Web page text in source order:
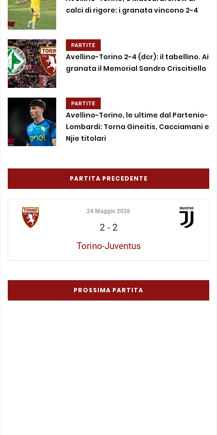
calci di rigore: i granata vincono 2-4
PARTITE
Avellino-Torino 2-4 (dcr): il tabellino. Ai
granata il Memorial Sandro Criscitiello
PARTITE
Avellino-Torino, le ultime dal Partenio-
Lombardi: Torna Gineitis, Cacciamani e
Njie titolari
PARTITA PRECEDENTE
24 Maggio 2026
2 - 2
Torino-Juventus
PROSSIMA PARTITA